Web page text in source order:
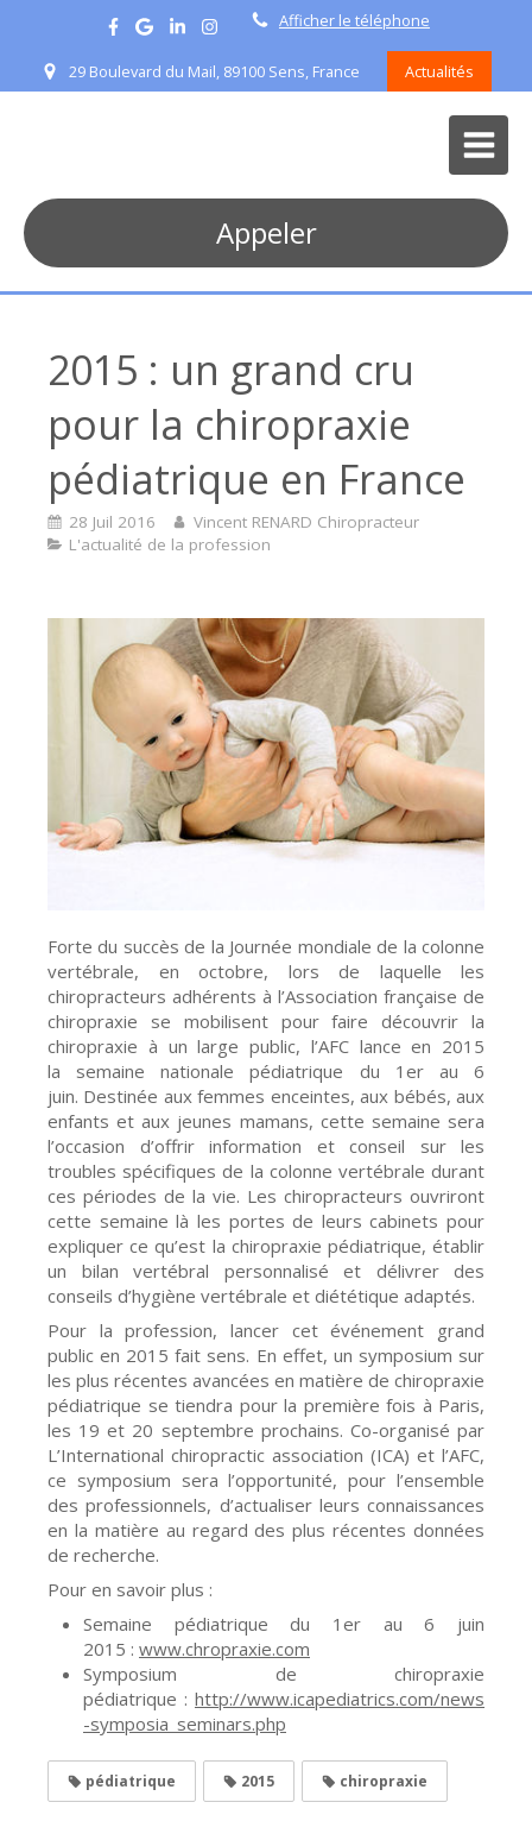
Afficher le téléphone
29 Boulevard du Mail, 89100 Sens, France Actualités
Appeler
2015 : un grand cru
pour la chiropraxie
pédiatrique en France
28 Juil 2016
Vincent RENARD Chiropracteur
L'actualité de la profession
Forte du succès de la Journée mondiale de la colonne
vertébrale, en octobre, lors de laquelle les
chiropracteurs adhérents à l’Association française de
chiropraxie se mobilisent pour faire découvrir la
chiropraxie à un large public, l’AFC lance en 2015
la semaine nationale pédiatrique du 1er au 6
juin. Destinée aux femmes enceintes, aux bébés, aux
enfants et aux jeunes mamans, cette semaine sera
l’occasion d’offrir information et conseil sur les
troubles spécifiques de la colonne vertébrale durant
ces périodes de la vie. Les chiropracteurs ouvriront
cette semaine là les portes de leurs cabinets pour
expliquer ce qu’est la chiropraxie pédiatrique, établir
un bilan vertébral personnalisé et délivrer des
conseils d’hygiène vertébrale et diététique adaptés.
Pour la profession, lancer cet événement grand
public en 2015 fait sens. En effet, un symposium sur
les plus récentes avancées en matière de chiropraxie
pédiatrique se tiendra pour la première fois à Paris,
les 19 et 20 septembre prochains. Co-organisé par
L’International chiropractic association (ICA) et l’AFC,
ce symposium sera l’opportunité, pour l’ensemble
des professionnels, d’actualiser leurs connaissances
en la matière au regard des plus récentes données
de recherche.
Pour en savoir plus :
Semaine pédiatrique du 1er au 6 juin
2015 : www.chropraxie.com
Symposium de chiropraxie
pédiatrique : http://www.icapediatrics.com/news
-symposia_seminars.php
pédiatrique 2015 chiropraxie